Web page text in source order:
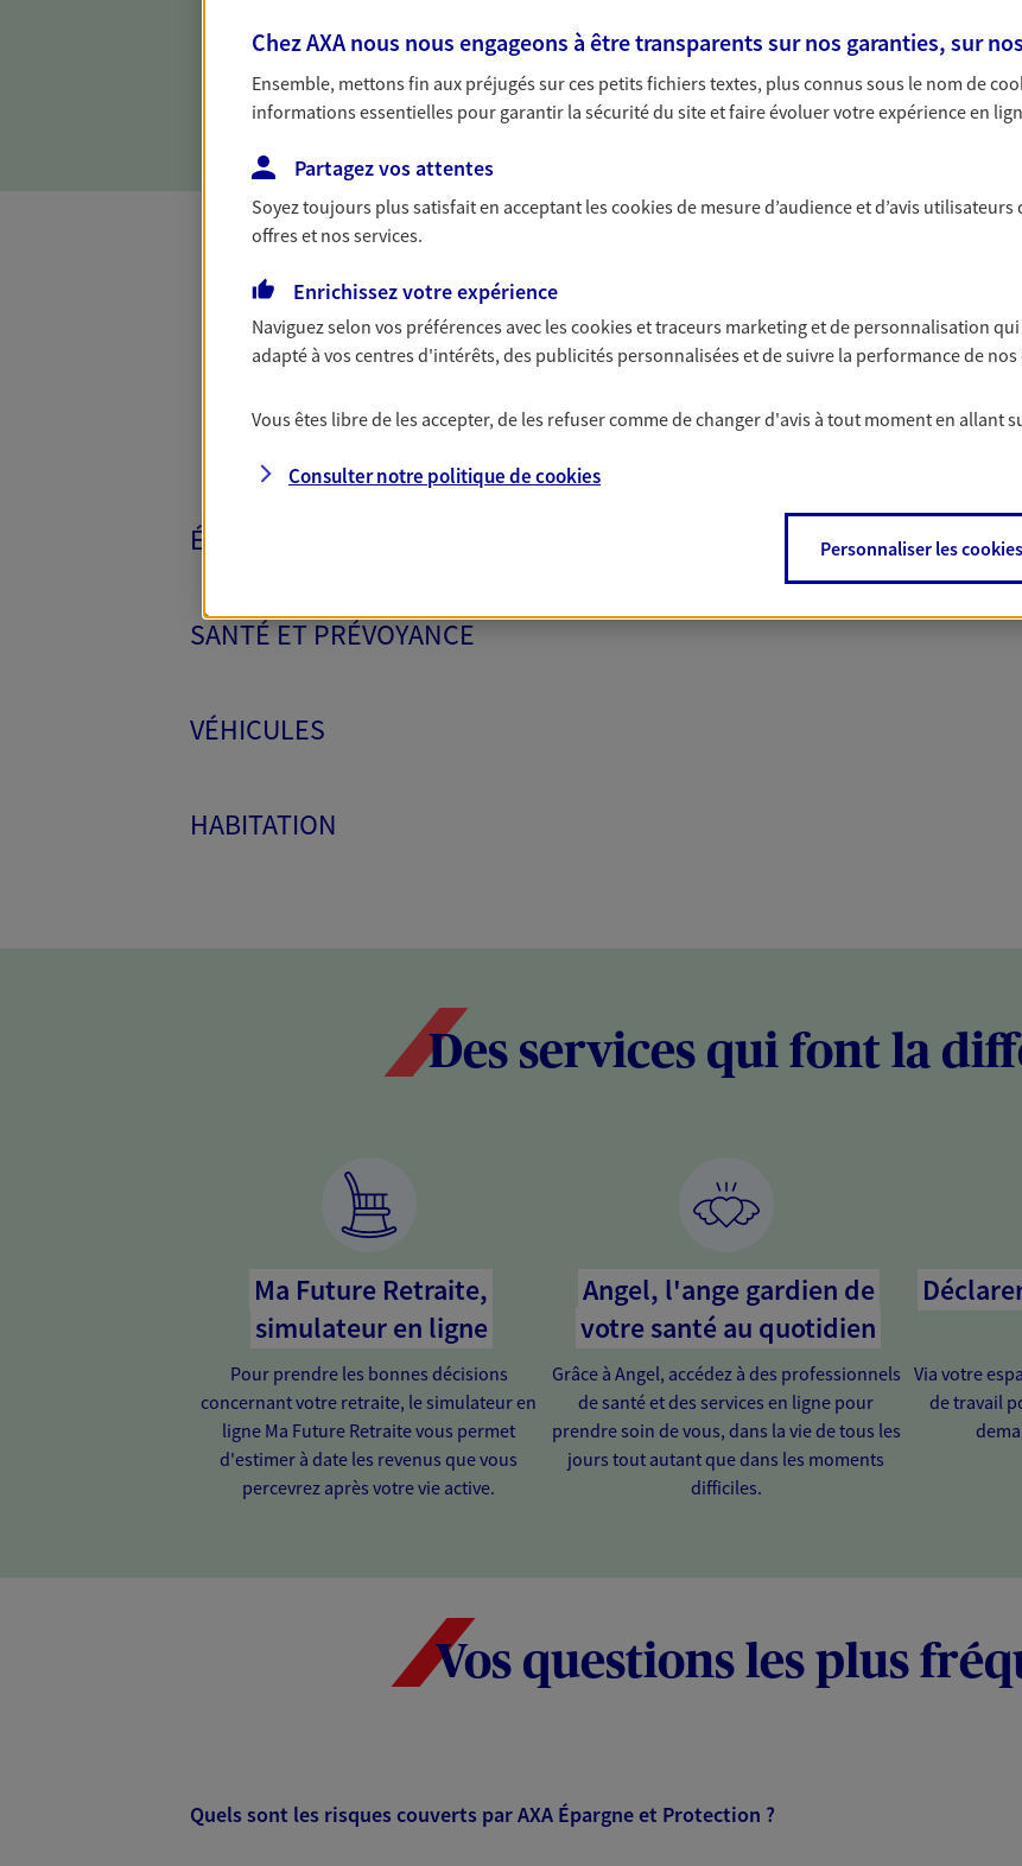
dresser un bilan complet de votre situation. Une analyse
solide pour vous formuler des conseils cohérents avec vos
besoins.
activité, mais
interlocuteur
Toutes nos solutions AXA
PARTICULIERS PROFESSIONNELS
ÉPARGNE ET RETRAITE
SANTÉ ET PRÉVOYANCE
VÉHICULES
HABITATION
Des services qui font la
Ma Future Retraite,
simulateur en ligne
Pour prendre les bonnes décisions
concernant votre retraite, le simulateur en
ligne Ma Future Retraite vous permet
d'estimer à date les revenus que vous
percevrez après votre vie active.
Angel, l'ange gardien de
votre santé au quotidien
Grâce à Angel, accédez à des professionnels
de santé et des services en ligne pour
prendre soin de vous, dans la vie de tous les
jours tout autant que dans les moments
difficiles.
Via votre
de travail
Vos questions les plus
Quels sont les risques couverts par AXA Épargne et Protection ?
Chez AXA nous nous engageons à être transparents sur nos garanties, sur nos
Ensemble, mettons fin aux préjugés sur ces petits fichiers textes, plus connus sous le nom de
informations essentielles pour garantir la sécurité du site et faire évoluer votre expérience en
Partagez vos attentes
Soyez toujours plus satisfait en acceptant lescookiesde mesure d’audience et d’avis
offres et nos services.
Enrichissez votre expérience
Naviguez selon vos préférences avec lescookies et traceurs marketing et de personnalisation
adapté à vos centres d'intérêts, des publicités personnalisées et de suivre la performance de nos
Vous êtes libre de les accepter, de les refuser comme de changer d'avis à tout moment en allant
Consulter notre politique decookies
Personnaliser les cookies